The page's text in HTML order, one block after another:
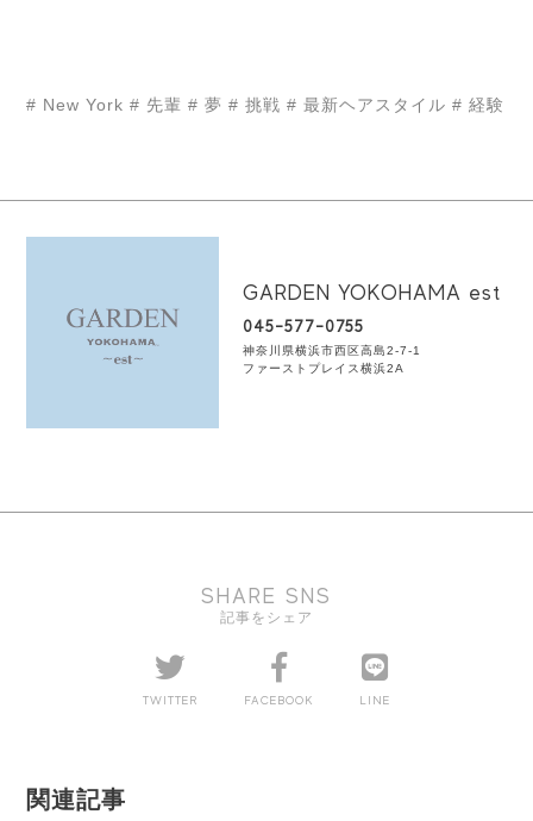
# New York # 先輩 # 夢 # 挑戦 # 最新ヘアスタイル # 経験
GARDEN YOKOHAMA est
045-577-0755
神奈川県横浜市西区高島2-7-1
ファーストプレイス横浜2A
SHARE SNS
記事をシェア
TWITTER FACEBOOK LINE
関連記事